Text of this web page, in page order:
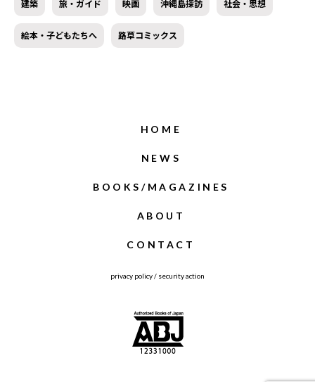
建築 旅・ガイド 映画 沖縄島探訪 社会・思想
絵本・子どもたちへ 路草コミックス
HOME
NEWS
BOOKS/MAGAZINES
ABOUT
CONTACT
privacy policy/ security action